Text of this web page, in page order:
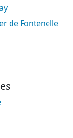
de Fontenelle